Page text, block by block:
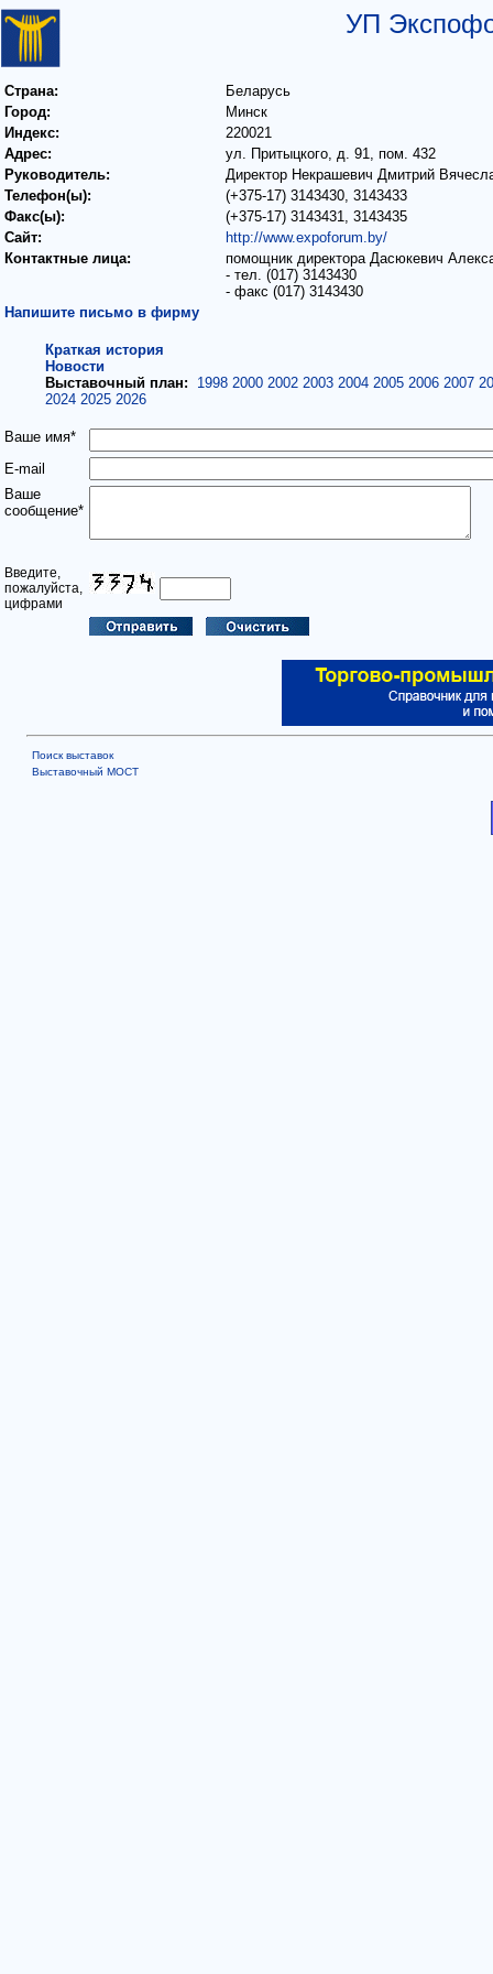
УП
Страна:
Беларусь
Город:
Минск
Индекс:
220021
Адрес:
ул. Притыцкого, д. 91, пом. 432
Руководитель:
Директор Некрашевич Дмитрий
Телефон(ы):
(+375-17) 3143430, 3143433
Факс(ы):
(+375-17) 3143431, 3143435
Сайт:
http://www.expoforum.by/
Контактные лица:
помощник директора Дасюкевич
- тел. (017) 3143430
- факс (017) 3143430
Напишите письмо в фирму
Краткая история
Новости
Выставочный план:
1998 2000 2002 2003 2004 2005 2006 2007
2024 2025 2026
Ваше имя*
E-mail
Ваше
сообщение*
Введите,
пожалуйста,
цифрами
Поиск выставок
Выставочный МОСТ